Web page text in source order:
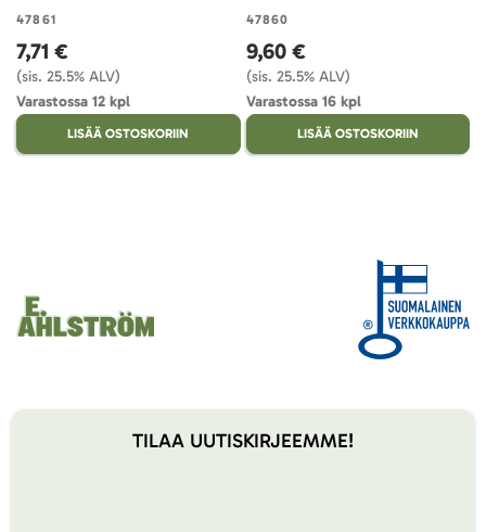
47861
7,71 €
(sis. 25.5% ALV)
Varastossa 12 kpl
LISÄÄ OSTOSKORIIN
47860
9,60 €
(sis. 25.5% ALV)
Varastossa 16 kpl
LISÄÄ OSTOSKORIIN
TILAA UUTISKIRJEEMME!